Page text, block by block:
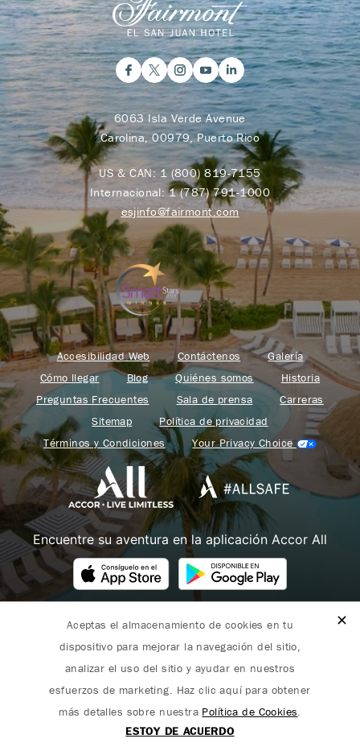
6063 Isla Verde Avenue
Carolina, 00979, Puerto Rico
US & CAN: 1 (800) 819-7155
Internacional:1 (787) 791-1000
esjinfo@fairmont.com
Accesibilidad Web Contáctenos
Galería
Cómo llegar
Blog Quiénes somos
Historia
Preguntas Frecuentes
Sala de prensa
Carreras
Sitemap
Política de privacidad
Términos y Condiciones
Your Privacy Choice
Encuentre su aventura en la aplicación Accor All
Fairmont forma parte de Accor.
Copyright 2026. Todos los derechos reservados.
Aceptas el almacenamiento de cookies en tu
dispositivo para mejorar la navegación del sitio,
analizar el uso del sitio y ayudar en nuestros
esfuerzos de marketing. Haz clic aquí para obtener
más detalles sobre nuestra Política de Cookies.
ESTOY DE ACUERDO